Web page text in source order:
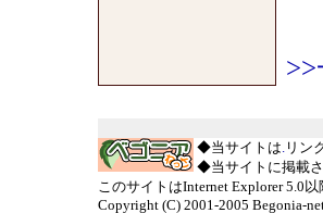
◆当サイトは. リン
◆当サイトに掲載
このサイトはInternet Explorer 5.0以
Copyright (C) 2001-2005 Begonia-